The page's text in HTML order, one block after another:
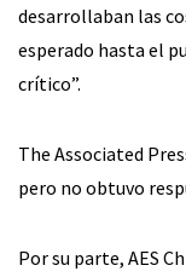
desarrollaban las
esperado hasta el
crítico”.
The Associated
pero no obtuvo
Por su parte, AES